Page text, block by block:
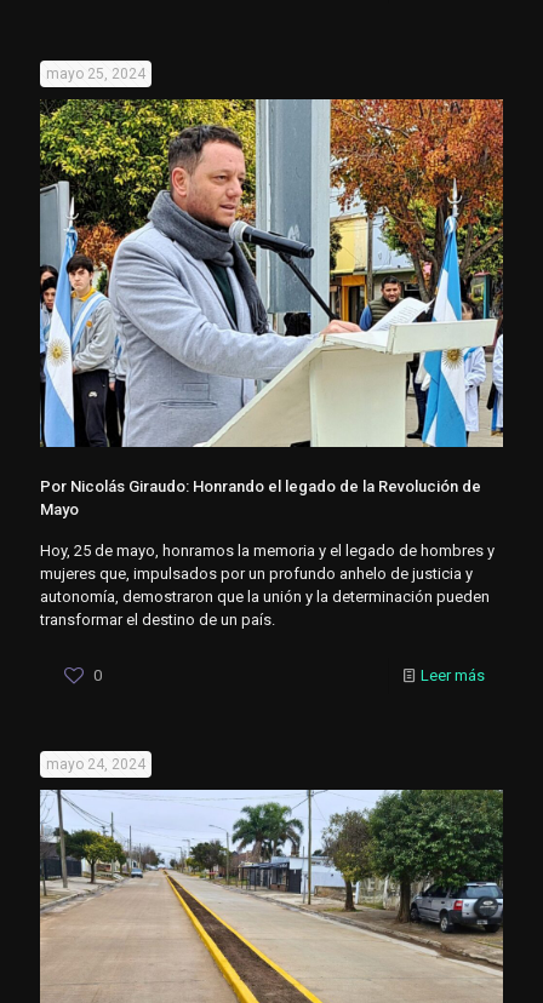
mayo 25, 2024
Por Nicolás Giraudo: Honrando el legado de la Revolución de
Mayo
Hoy, 25 de mayo, honramos la memoria y el legado de hombres y
mujeres que, impulsados por un profundo anhelo de justicia y
autonomía, demostraron que la unión y la determinación pueden
transformar el destino de un país.
0 Leer más
mayo 24, 2024